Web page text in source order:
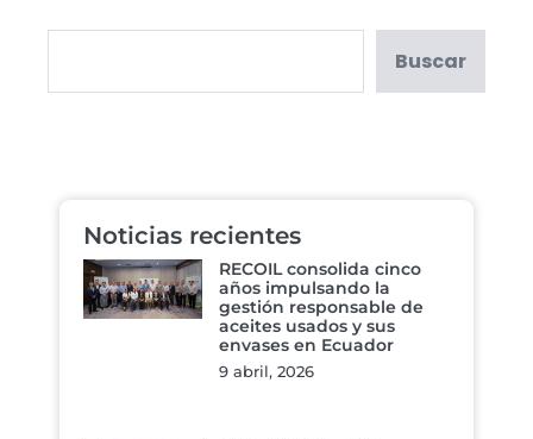
Buscar
Noticias recientes
RECOIL consolida cinco
años impulsando la
gestión responsable de
aceites usados y sus
envases en Ecuador
9 abril, 2026